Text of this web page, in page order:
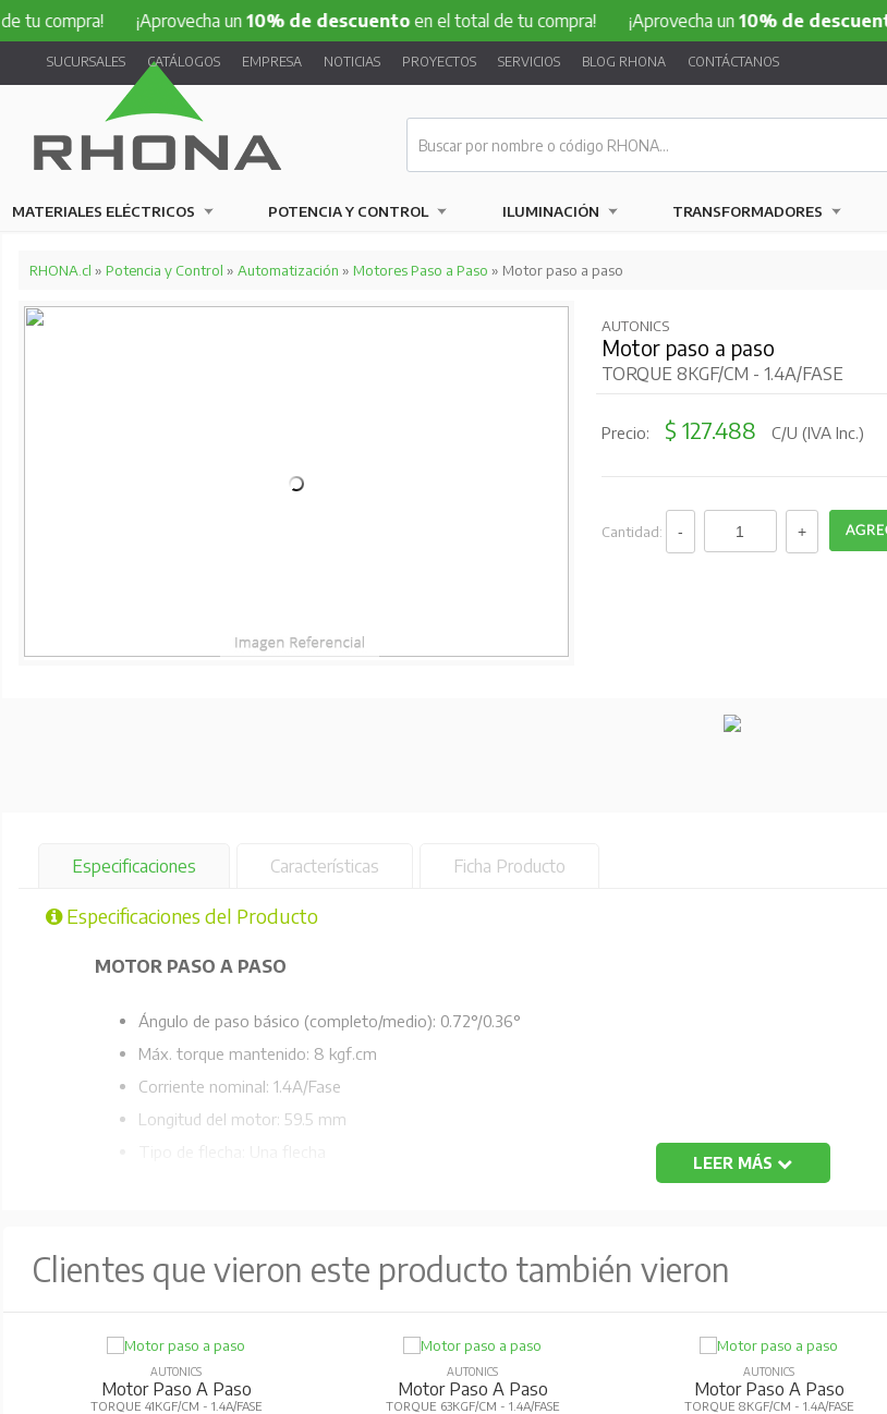
¡Aprovecha un10% de descuentoen el total de tu compra! ¡Aprovecha un10% de descuentoen el
SUCURSALES CATÁLOGOS EMPRESA NOTICIAS PROYECTOS SERVICIOS BLOG RHONA CONTÁCTANOS
MATERIALES ELÉCTRICOS POTENCIA Y CONTROL ILUMINACIÓN TRANSFORMADORES
RHONA.cl » Potencia y Control » Automatización » Motores Paso a Paso » Motor paso a paso
AUTONICS
Motor paso a paso
TORQUE 8KGF/CM - 1.4A/FASE
Precio: $ 127.488 C/U (IVA Inc.)
Cantidad:
Especificaciones Características Ficha Producto
Especificaciones del Producto
MOTOR PASO A PASO
Ángulo de paso básico (completo/medio): 0.72°/0.36°
Máx. torque mantenido: 8 kgf.cm
Corriente nominal: 1.4A/Fase
Longitud del motor: 59.5 mm
LEER MÁS
Clientes que vieron este producto también vieron
AUTONICS
Motor Paso A Paso
TORQUE 41KGF/CM - 1.4A/FASE
AUTONICS
Motor Paso A Paso
TORQUE 63KGF/CM - 1.4A/FASE
AUTONICS
Motor Paso A Paso
TORQUE 8KGF/CM - 1.4A/FASE